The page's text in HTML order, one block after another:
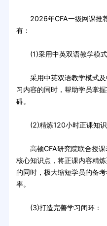
2026年CFA一级网课推荐
有：
(1)采用中英双语教学模式
采用中英双语教学模式及
习内容的同时，帮助学员掌
碍。
(2)精炼120小时正课知识
高顿CFA研究院联合授课
核心知识点，将正课内容精
的同时，极大缩短学员的备
率。
(3)打造完善学习闭环：